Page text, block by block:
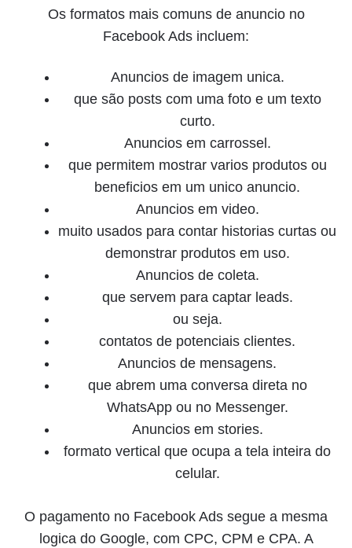
Os formatos mais comuns de anuncio no
Facebook Ads incluem:
Anuncios de imagem unica.
que são posts com uma foto e um texto
curto.
Anuncios em carrossel.
que permitem mostrar varios produtos ou
beneficios em um unico anuncio.
Anuncios em video.
muito usados para contar historias curtas ou
demonstrar produtos em uso.
Anuncios de coleta.
que servem para captar leads.
ou seja.
contatos de potenciais clientes.
Anuncios de mensagens.
que abrem uma conversa direta no
WhatsApp ou no Messenger.
Anuncios em stories.
formato vertical que ocupa a tela inteira do
celular.
O pagamento no Facebook Ads segue a mesma
logica do Google, com CPC, CPM e CPA. A